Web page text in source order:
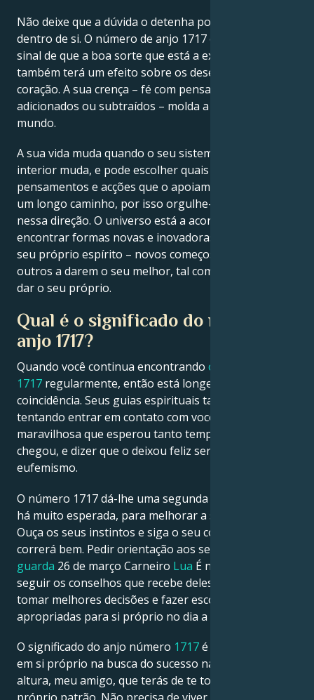
Não deixe que a dúvida o detenha porque tudo está
dentro de si. O número de anjo 1717 é também um
sinal de que a boa sorte que está a experimentar
também terá um efeito sobre os desejos do seu
coração. A sua crença – fé com pensamentos
adicionados ou subtraídos – molda a forma do seu
mundo.
A sua vida muda quando o seu sistema de crenças
interior muda, e pode escolher quais os
pensamentos e acções que o apoiam. Já percorreu
um longo caminho, por isso orgulhe-se e continue
nessa direção. O universo está a aconselhá-lo a
encontrar formas novas e inovadoras de se ligar ao
seu próprio espírito – novos começos. Capacite os
outros a darem o seu melhor, tal como você está a
dar o seu próprio.
Qual é o significado do número de
anjo 1717?
Quando você continua encontrando o anjo número
1717 regularmente, então está longe de ser uma
coincidência. Seus guias espirituais talvez estejam
tentando entrar em contato com você. Aquela notícia
maravilhosa que esperou tanto tempo para ouvir
chegou, e dizer que o deixou feliz seria um
eufemismo.
O número 1717 dá-lhe uma segunda oportunidade,
há muito esperada, para melhorar a sua situação.
Ouça os seus instintos e siga o seu coração, tudo
correrá bem. Pedir orientação aos seus
guarda 26 de março Carneiro Lua É necessário
seguir os conselhos que recebe deles para poder
tomar melhores decisões e fazer escolhas mais
apropriadas para si próprio no dia a dia.
O significado do anjo número 1717é que deve confiar
em si próprio na busca do sucesso na vida. É nessa
altura, meu amigo, que terás de te tornar o teu